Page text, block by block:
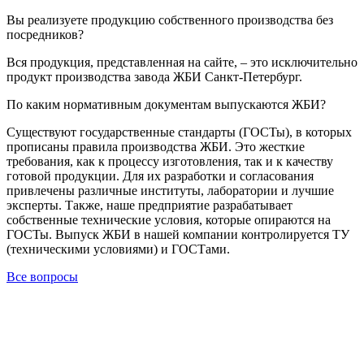
Вы реализуете продукцию собственного производства без
посредников?
Вся продукция, представленная на сайте, – это исключительно
продукт производства завода ЖБИ Санкт-Петербург.
По каким нормативным документам выпускаются ЖБИ?
Существуют государственные стандарты (ГОСТы), в которых
прописаны правила производства ЖБИ. Это жесткие
требования, как к процессу изготовления, так и к качеству
готовой продукции. Для их разработки и согласования
привлечены различные институты, лаборатории и лучшие
эксперты. Также, наше предприятие разрабатывает
собственные технические условия, которые опираются на
ГОСТы. Выпуск ЖБИ в нашей компании контролируется ТУ
(техническими условиями) и ГОСТами.
Все вопросы